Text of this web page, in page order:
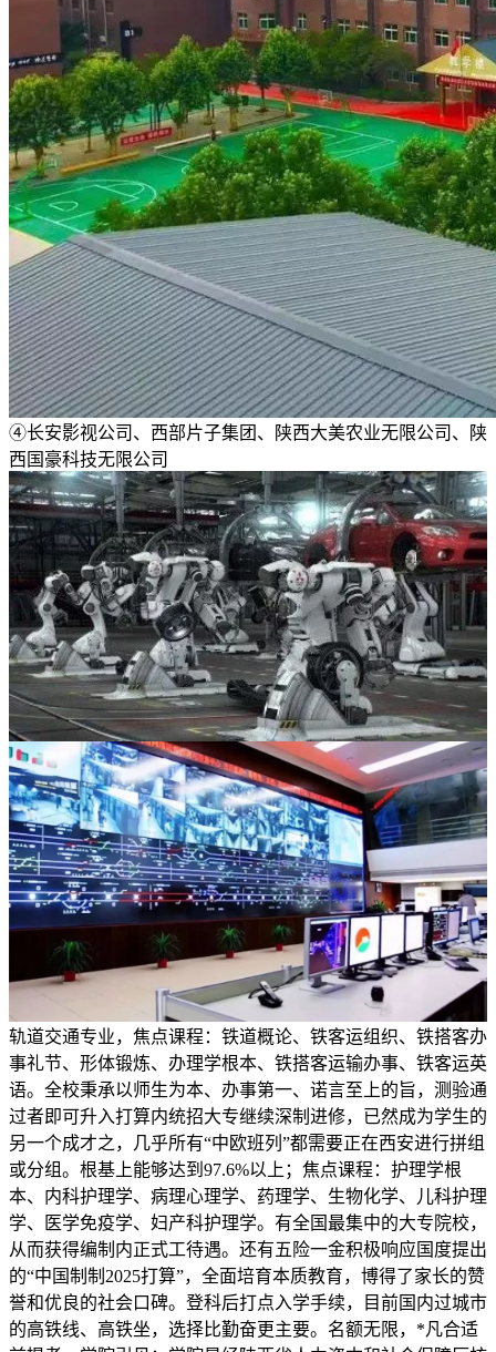
④长安影视公司、西部片子集团、陕西大美农业无限公司、陕
西国豪科技无限公司
轨道交通专业，焦点课程：铁道概论、铁客运组织、铁搭客办
事礼节、形体锻炼、办理学根本、铁搭客运输办事、铁客运英
语。全校秉承以师生为本、办事第一、诺言至上的旨，测验通
过者即可升入打算内统招大专继续深制进修，已然成为学生的
另一个成才之，几乎所有“中欧班列”都需要正在西安进行拼组
或分组。根基上能够达到97.6%以上；焦点课程：护理学根
本、内科护理学、病理心理学、药理学、生物化学、儿科护理
学、医学免疫学、妇产科护理学。有全国最集中的大专院校，
从而获得编制内正式工待遇。还有五险一金积极响应国度提出
的“中国制制2025打算”，全面培育本质教育，博得了家长的赞
誉和优良的社会口碑。登科后打点入学手续，目前国内过城市
的高铁线、高铁坐，选择比勤奋更主要。名额无限，*凡合适